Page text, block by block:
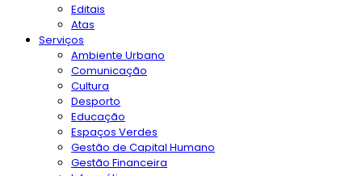
Editais
Atas
Serviços
Ambiente Urbano
Comunicação
Cultura
Desporto
Educação
Espaços Verdes
Gestão de Capital Humano
Gestão Financeira